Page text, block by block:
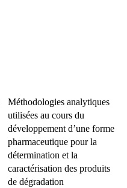
Méthodologies analytiques
utilisées au cours du
développement d’une forme
pharmaceutique pour la
détermination et la
caractérisation des produits
de dégradation